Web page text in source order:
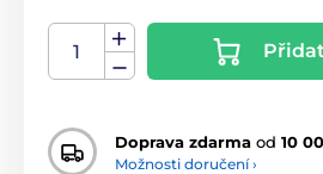
Doprava zdarma od 10
Možnosti doručení ›